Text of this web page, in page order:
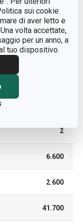
sui cookie.
di aver letto e
volta accettate,
per un anno, a
tuo dispositivo.
Sì
8592973121735
2
6.600
2.600
41.700